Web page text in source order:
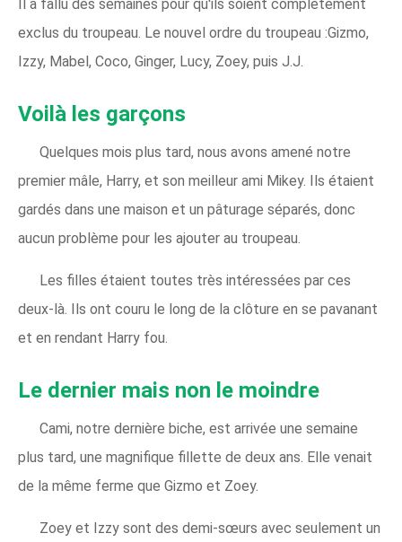
Il a fallu des semaines pour qu'ils soient complètement
exclus du troupeau. Le nouvel ordre du troupeau :Gizmo,
Izzy, Mabel, Coco, Ginger, Lucy, Zoey, puis J.J.
Voilà les garçons
Quelques mois plus tard, nous avons amené notre
premier mâle, Harry, et son meilleur ami Mikey. Ils étaient
gardés dans une maison et un pâturage séparés, donc
aucun problème pour les ajouter au troupeau.
Les filles étaient toutes très intéressées par ces
deux-là. Ils ont couru le long de la clôture en se pavanant
et en rendant Harry fou.
Le dernier mais non le moindre
Cami, notre dernière biche, est arrivée une semaine
plus tard, une magnifique fillette de deux ans. Elle venait
de la même ferme que Gizmo et Zoey.
Zoey et Izzy sont des demi-sœurs avec seulement un